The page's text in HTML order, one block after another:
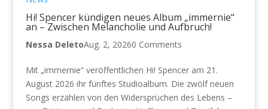
Hi! Spencer kündigen neues Album „immernie“
an – Zwischen Melancholie und Aufbruch!
Nessa DeletoAug. 2, 20260 Comments
Mit „immernie“ veröffentlichen Hi! Spencer am 21.
August 2026 ihr fünftes Studioalbum. Die zwölf neuen
Songs erzählen von den Widersprüchen des Lebens –